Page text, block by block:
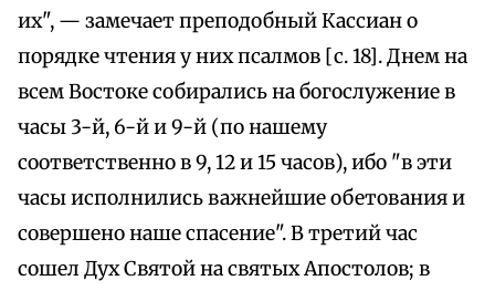
их", — замечает преподобный Кассиан о
порядке чтения у них псалмов [с. 18]. Днем на
всем Востоке собирались на богослужение в
часы 3-й, 6-й и 9-й (по нашему
соответственно в 9, 12 и 15 часов), ибо "в эти
часы исполнились важнейшие обетования и
совершено наше спасение". В третий час
сошел Дух Святой на святых Апостолов; в